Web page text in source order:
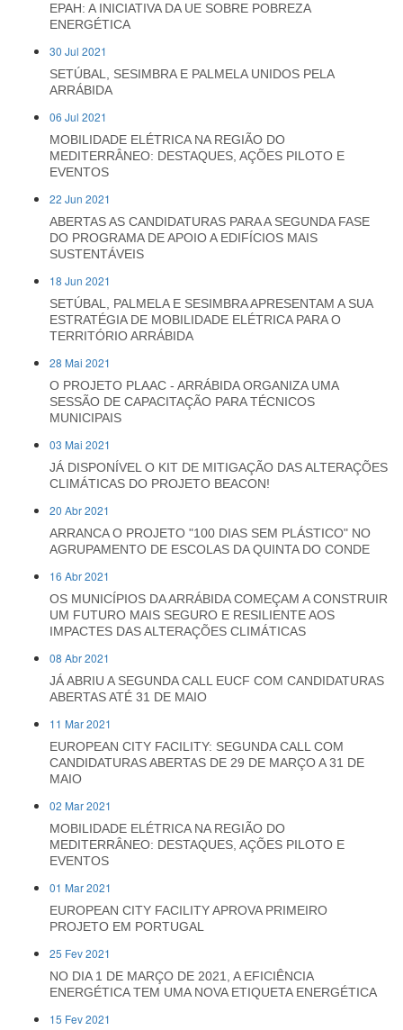
EPAH: A INICIATIVA DA UE SOBRE POBREZA
ENERGÉTICA
30 Jul 2021
SETÚBAL, SESIMBRA E PALMELA UNIDOS PELA
ARRÁBIDA
06 Jul 2021
MOBILIDADE ELÉTRICA NA REGIÃO DO
MEDITERRÂNEO: DESTAQUES, AÇÕES PILOTO E
EVENTOS
22 Jun 2021
ABERTAS AS CANDIDATURAS PARA A SEGUNDA FASE
DO PROGRAMA DE APOIO A EDIFÍCIOS MAIS
SUSTENTÁVEIS
18 Jun 2021
SETÚBAL, PALMELA E SESIMBRA APRESENTAM A SUA
ESTRATÉGIA DE MOBILIDADE ELÉTRICA PARA O
TERRITÓRIO ARRÁBIDA
28 Mai 2021
O PROJETO PLAAC - ARRÁBIDA ORGANIZA UMA
SESSÃO DE CAPACITAÇÃO PARA TÉCNICOS
MUNICIPAIS
03 Mai 2021
JÁ DISPONÍVEL O KIT DE MITIGAÇÃO DAS ALTERAÇÕES
CLIMÁTICAS DO PROJETO BEACON!
20 Abr 2021
ARRANCA O PROJETO "100 DIAS SEM PLÁSTICO" NO
AGRUPAMENTO DE ESCOLAS DA QUINTA DO CONDE
16 Abr 2021
OS MUNICÍPIOS DA ARRÁBIDA COMEÇAM A CONSTRUIR
UM FUTURO MAIS SEGURO E RESILIENTE AOS
IMPACTES DAS ALTERAÇÕES CLIMÁTICAS
08 Abr 2021
JÁ ABRIU A SEGUNDA CALL EUCF COM CANDIDATURAS
ABERTAS ATÉ 31 DE MAIO
11 Mar 2021
EUROPEAN CITY FACILITY: SEGUNDA CALL COM
CANDIDATURAS ABERTAS DE 29 DE MARÇO A 31 DE
MAIO
02 Mar 2021
MOBILIDADE ELÉTRICA NA REGIÃO DO
MEDITERRÂNEO: DESTAQUES, AÇÕES PILOTO E
EVENTOS
01 Mar 2021
EUROPEAN CITY FACILITY APROVA PRIMEIRO
PROJETO EM PORTUGAL
25 Fev 2021
NO DIA 1 DE MARÇO DE 2021, A EFICIÊNCIA
ENERGÉTICA TEM UMA NOVA ETIQUETA ENERGÉTICA
15 Fev 2021